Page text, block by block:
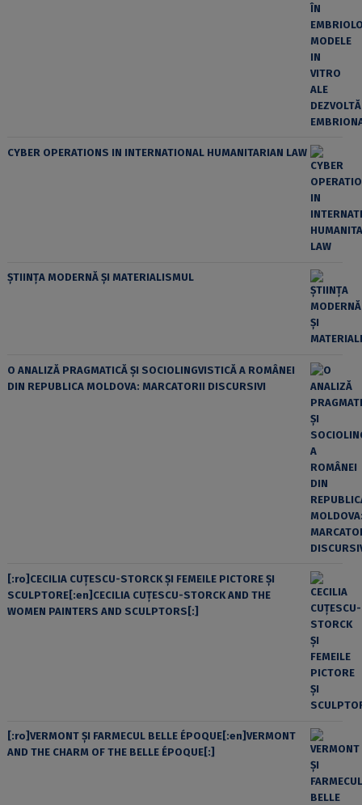
CYBER OPERATIONS IN INTERNATIONAL HUMANITARIAN LAW
ȘTIINȚA MODERNĂ ȘI MATERIALISMUL
O ANALIZĂ PRAGMATICĂ ȘI SOCIOLINGVISTICĂ A ROMÂNEI
DIN REPUBLICA MOLDOVA: MARCATORII DISCURSIVI
[:ro]CECILIA CUŢESCU-STORCK ŞI FEMEILE PICTORE ŞI
SCULPTORE[:en]CECILIA CUŢESCU-STORCK AND THE
WOMEN PAINTERS AND SCULPTORS[:]
[:ro]VERMONT ȘI FARMECUL BELLE ÉPOQUE[:en]VERMONT
AND THE CHARM OF THE BELLE ÉPOQUE[:]